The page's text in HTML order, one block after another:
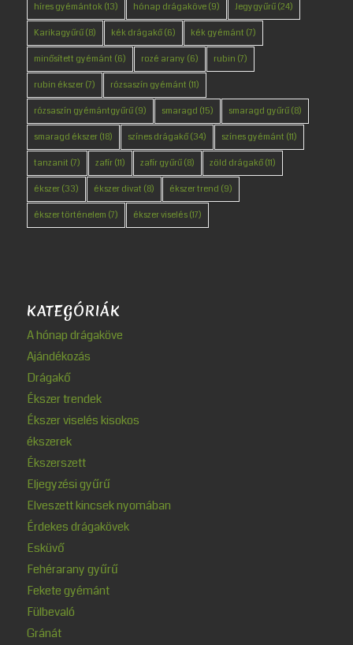
híres gyémántok(13) hónap drágaköve(9) Jegygyűrű(24)
Karikagyűrű(8) kék drágakő(6) kék gyémánt (7)
minősített gyémánt (6) rozé arany (6) rubin (7)
rubin ékszer(7) rózsaszín gyémánt (11)
rózsaszín gyémántgyűrű(9) smaragd (15) smaragd gyűrű(8)
smaragd ékszer(18) színes drágakő(34) színes gyémánt (11)
tanzanit (7) zafír(11) zafír gyűrű(8) zöld drágakő(11)
ékszer(33) ékszer divat (8) ékszer trend (9)
ékszer történelem (7) ékszer viselés(17)
KATEGÓRIÁK
A hónap drágaköve
Ajándékozás
Drágakő
Ékszer trendek
Ékszer viselés kisokos
ékszerek
Ékszerszett
Eljegyzési gyűrű
Elveszett kincsek nyomában
Érdekes drágakövek
Esküvő
Fehérarany gyűrű
Fekete gyémánt
Fülbevaló
Gránát